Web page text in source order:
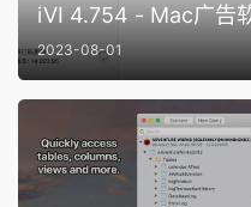
iVI 4.754 - Mac广告
2023-08-01